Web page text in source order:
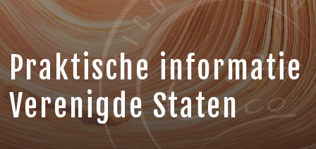
Praktische informatie
Verenigde Staten